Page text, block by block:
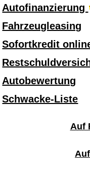
Autofinanzierung
Fahrzeugleasing
Sofortkredit
Autobewertung
Schwacke-Liste
Auf